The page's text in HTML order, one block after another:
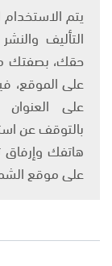
حقك، بصفتك
على الموقع،
بالتوقف عن
هاتفك
على موقع